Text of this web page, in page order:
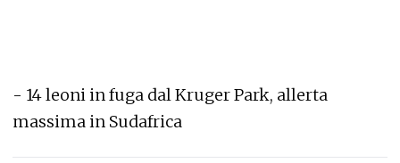
- 14 leoni in fuga dal Kruger Park, allerta
massima in Sudafrica